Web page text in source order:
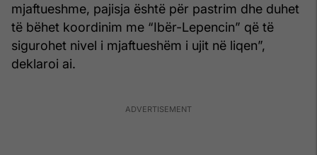
mjaftueshme, pajisja është për pastrim dhe duhet
të bëhet koordinim me “Ibër-Lepencin” që të
sigurohet nivel i mjaftueshëm i ujit në liqen”,
deklaroi ai.